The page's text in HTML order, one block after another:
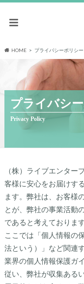
HOME プライバシーポリシー
プライバシ
（株）ライブエンター
客様に安心をお届けす
ます。弊社は、お客様
とが、弊社の事業活動
であると考えております
ここでは「個人情報の
法という）」など関連
業界の個人情報保護ガ
従い、弊社が収集ある